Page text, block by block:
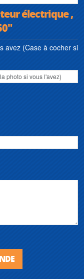
électrique ,
avez (Case à cocher si